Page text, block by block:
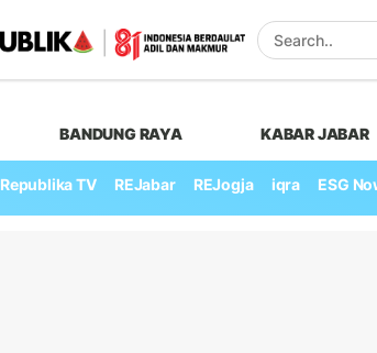
BANDUNG RAYA KABAR JABAR
Republika TV REJabar REJogja iqra ESG